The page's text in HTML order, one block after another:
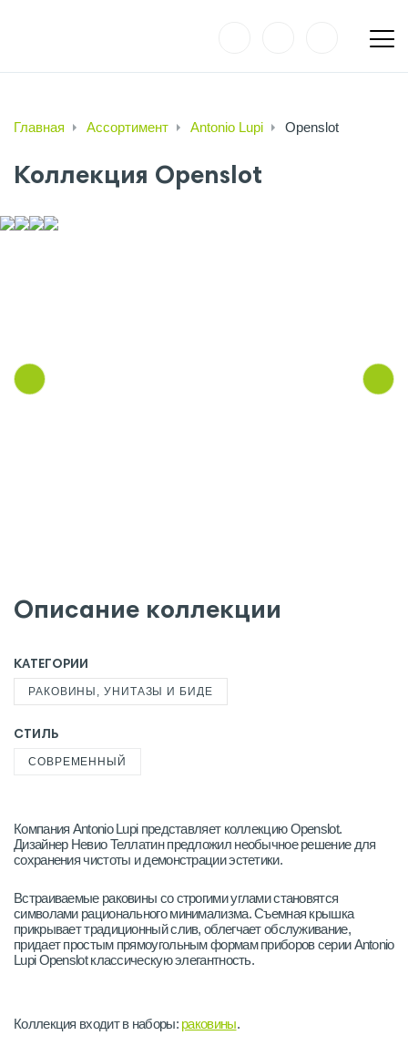
Главная Ассортимент Antonio Lupi Openslot
Коллекция Openslot
Описание коллекции
КАТЕГОРИИ
РАКОВИНЫ, УНИТАЗЫ И БИДЕ
СТИЛЬ
СОВРЕМЕННЫЙ
Компания Antonio Lupi представляет коллекцию Openslot.
Дизайнер Невио Теллатин предложил необычное решение для
сохранения чистоты и демонстрации эстетики.
Встраиваемые раковины со строгими углами становятся
символами рационального минимализма. Съемная крышка
прикрывает традиционный слив, облегчает обслуживание,
придает простым прямоугольным формам приборов серии Antonio
Lupi Openslot классическую элегантность.
Коллекция входит в наборы: раковины.